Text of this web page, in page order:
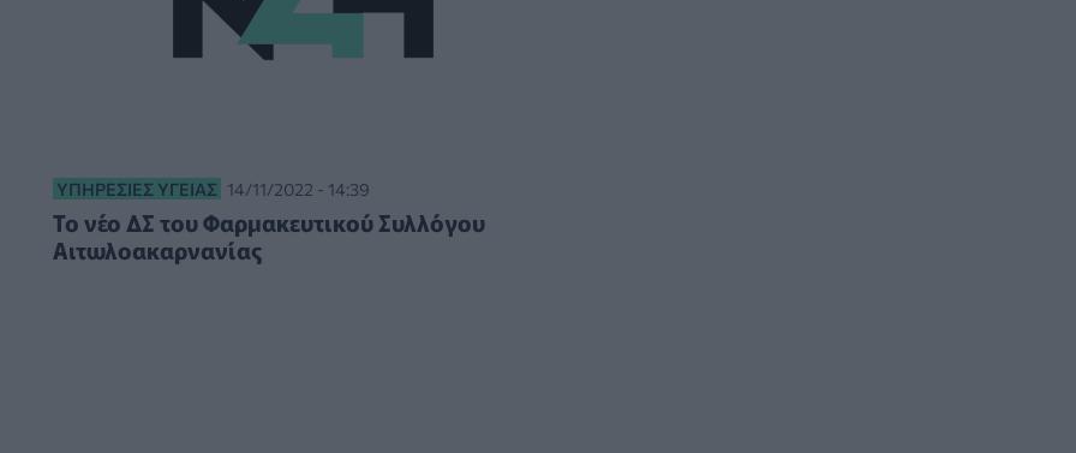
ΥΠΗΡΕΣΊΕΣ ΥΓΕΊΑΣ 14/11/2022 - 14:39
Το νέο ΔΣ του Φαρμακευτικού Συλλόγου
Αιτωλοακαρνανίας